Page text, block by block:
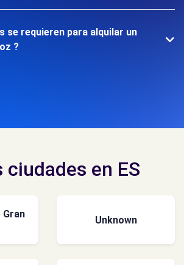
se requieren para alquilar un
?
ciudades en ES
Gran
Unknown